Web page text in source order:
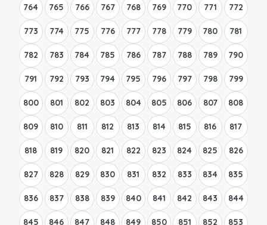
764 765 766 767 768 769 770 771 772
773 774 775 776 777 778 779 780 781
782 783 784 785 786 787 788 789 790
791 792 793 794 795 796 797 798 799
800 801 802 803 804 805 806 807 808
809 810 811 812 813 814 815 816 817
818 819 820 821 822 823 824 825 826
827 828 829 830 831 832 833 834 835
836 837 838 839 840 841 842 843 844
845 846 847 848 849 850 851 852 853